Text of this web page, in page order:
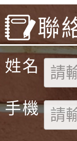
聯
姓名
手機